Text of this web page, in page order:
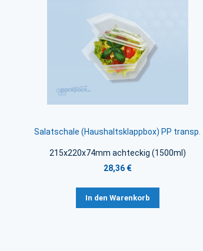
Salatschale (Haushaltsklappbox) PP transp.
215x220x74mm achteckig (1500ml)
28,36 €
In den Warenkorb